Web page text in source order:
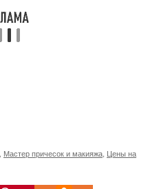
Мастер причесок и макияжа Цены на